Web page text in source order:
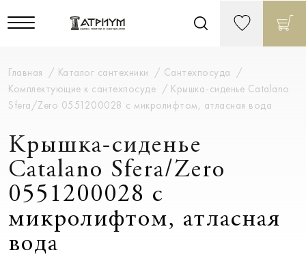
Главная Каталог сантехники
Сантехпосуда
Комплектующие к сантехпосуде
Крышка-сиденье Catalano
Sfera/Zero 0551200028 с микролифтом, атласная вода
Крышка-сиденье
Catalano Sfera/Zero
0551200028 с
микролифтом, атласная
вода